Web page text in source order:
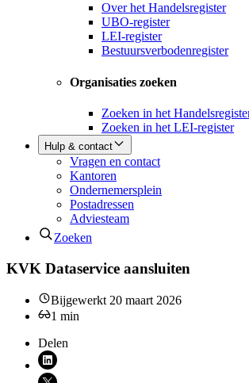
Over het Handelsregister
UBO-register
LEI-register
Bestuursverbodenregister
Organisaties zoeken
Zoeken in het
Zoeken in het LEI-register
Hulp & contact
Vragen en contact
Kantoren
Ondernemersplein
Postadressen
Adviesteam
Zoeken
KVK Dataservice aansluiten
Bijgewerkt 20 maart 2026
1 min
Delen
Deel via LinkedIn (opent nieuw venster)
Deel via X (opent nieuw venster)